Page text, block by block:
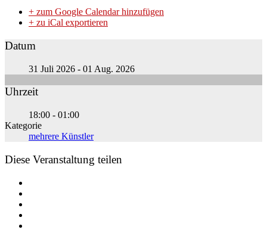
+ zum Google Calendar hinzufügen
+ zu iCal exportieren
Datum
31 Juli 2026 - 01 Aug. 2026
Uhrzeit
18:00 - 01:00
Kategorie
mehrere Künstler
Diese Veranstaltung teilen